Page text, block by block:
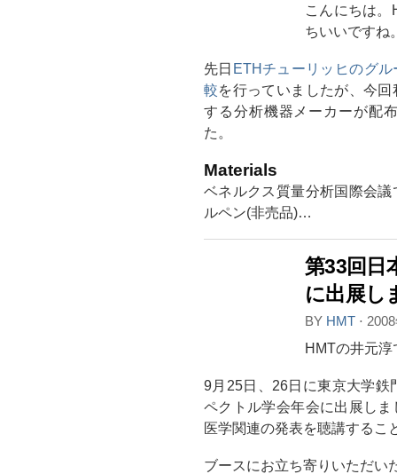
こんにちは
ちいいですね
先日 ETHチューリッヒのグ
較を行っていましたが、今
する分析機器メーカーが配
た。
Materials
ベネルクス質量分析国際会
ルペン(非売品)…
第33回日
に出展し
BY HMT ⋅
HMTの井元
9月25日、26日に東京大学鉄
ペクトル学会年会に出展し
医学関連の発表を聴講するこ
ブースにお立ち寄りいただい